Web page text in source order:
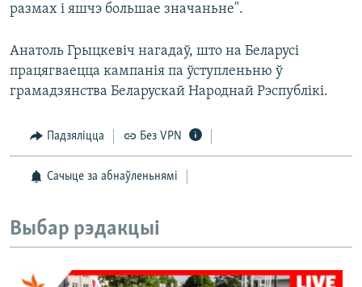
размах і яшчэ большае значаньне".
Анатоль Грыцкевіч нагадаў, што на Беларусі
працягваецца кампанія па ўступленьню ў
грамадзянства Беларускай Народнай Рэспублікі.
Падзяліцца Без VPN
Сачыце за абнаўленьнямі
Выбар рэдакцыі